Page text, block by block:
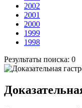
2002
2001
2000
1999
1998
Результаты поиска: 0